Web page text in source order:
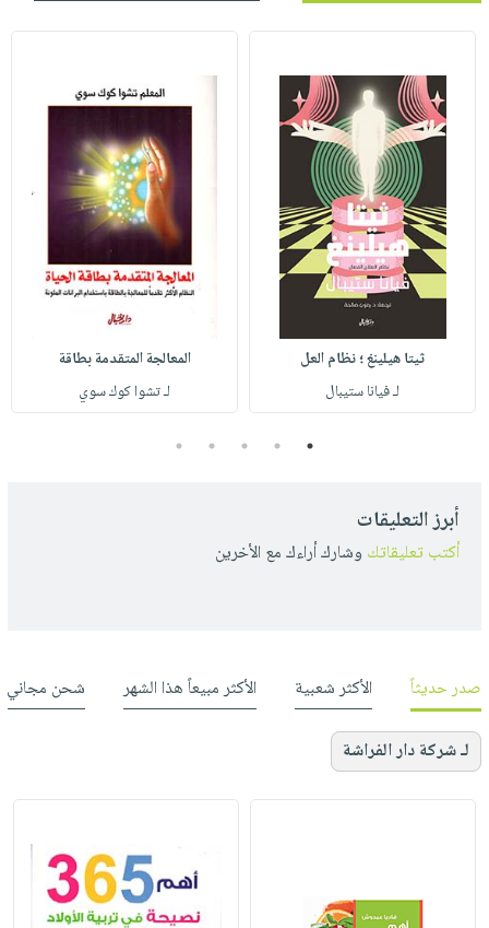
ثيتا هيلينغ ؛ نظام العل
لـ فيانا ستيبال
المعالجة المتقدمة بطاقة
لـ تشوا كوك سوي
1
2
3
4
5
أبرز التعليقات
أكتب تعليقاتك وشارك أراءك مع الأخرين
صدر حديثاً الأكثر شعبية الأكثر مبيعاً هذا الشهر شحن مجاني
لـ شركة دار الفراشة